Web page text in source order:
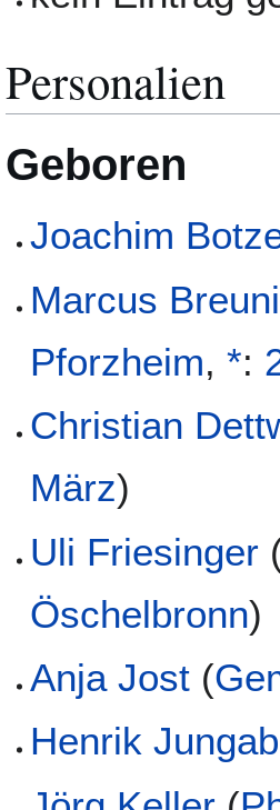
Personalien
Geboren
Joachim
Marcus
Pforzheim,*:
Christian
März)
Uli Friesinger
Öschelbronn)
Anja Jost (
Henrik